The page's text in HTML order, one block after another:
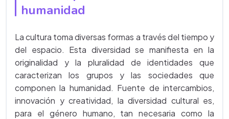
humanidad
La cultura toma diversas formas a través del tiempo y
del espacio. Esta diversidad se manifiesta en la
originalidad y la pluralidad de identidades que
caracterizan los grupos y las sociedades que
componen la humanidad. Fuente de intercambios,
innovación y creatividad, la diversidad cultural es,
para el género humano, tan necesaria como la